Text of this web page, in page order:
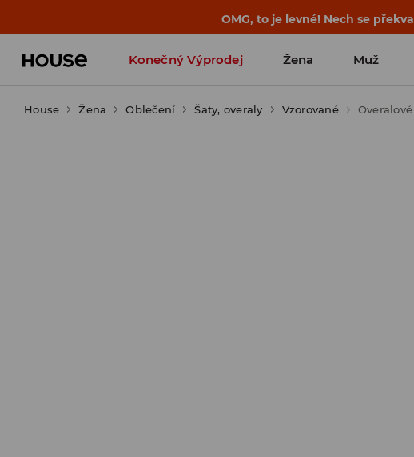
-30 % na PRODUKT DNE 🛍️ Podrobnosti o
Konečný Výprodej Žena Muž
House Žena Oblečení Šaty, overaly Vzorované